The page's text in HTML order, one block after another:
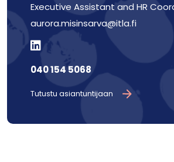
Executive Assistant and HR
aurora.misinsarva@itla.fi
040 154 5068
Tutustu asiantuntijaan